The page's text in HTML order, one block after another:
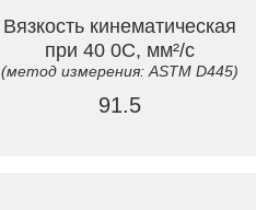
Вязкость кинематическая
при 40 0C, мм²/с
(метод измерения: ASTM D445)
91.5